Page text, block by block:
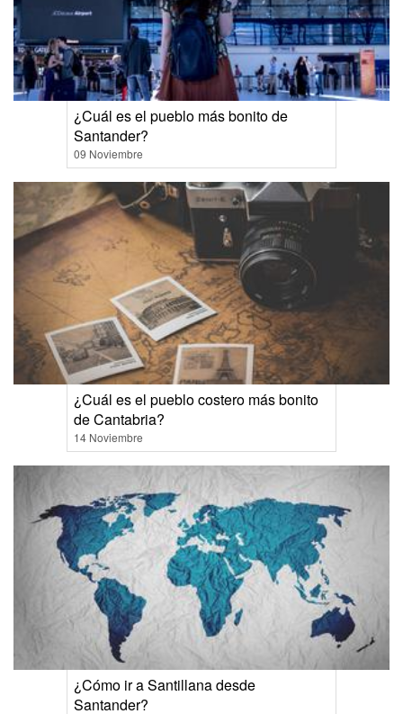
¿Cuál es el pueblo más bonito de
Santander?
09 Noviembre
¿Cuál es el pueblo costero más bonito
de Cantabria?
14 Noviembre
¿Cómo ir a Santillana desde
Santander?